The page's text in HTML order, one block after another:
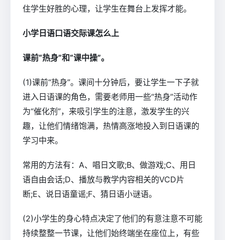
住学生好胜的心理，让学生在舞台上发挥才能。
小学日语口语交际课怎么上
课前“热身”和“课中操”。
(1)课前“热身”。课间十分钟后，要让学生一下子就
进入日语课的角色，需要老师用一些“热身”活动作
为“催化剂”，来吸引学生的注意，激发学生的兴
趣，让他们情绪饱满，热情高涨地投入到日语课的
学习中来。
常用的方法有：A、唱日文歌;B、做游戏;C、用日
语自由会话;D、播放与教学内容相关的VCD片
断;E、说日语童谣;F、猜日语小谜语。
(2)小学生的身心特点决定了他们的有意注意不可能
持续整整一节课，让他们始终端坐在座位上，有些